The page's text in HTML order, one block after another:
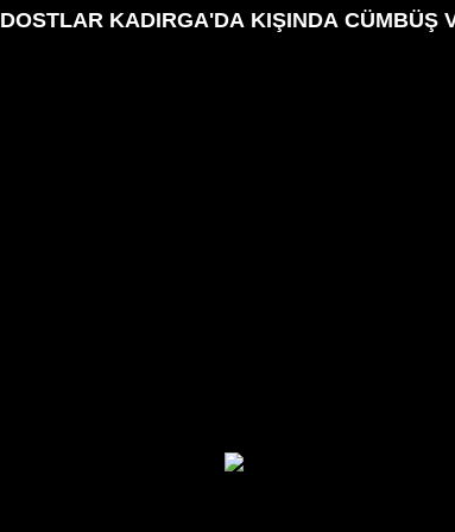
DOSTLAR KADIRGA'DA KIŞINDA CÜMBÜŞ